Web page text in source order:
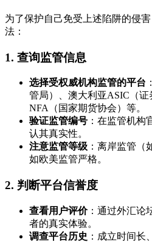
为了保护自己免受上述陷阱的侵
法：
1. 查询监管信息
选择受权威机构监管的平台
管局）、澳大利亚ASIC（
NFA（国家期货协会）等。
验证监管编号 ：在监管机构
认其真实性。
注意监管等级 ：离岸监管（
如欧美监管严格。
2. 判断平台信誉度
查看用户评价：通过外汇论
者的真实体验。
调查平台历史 ：成立时间长